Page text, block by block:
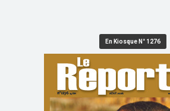
En Kiosque N° 1276